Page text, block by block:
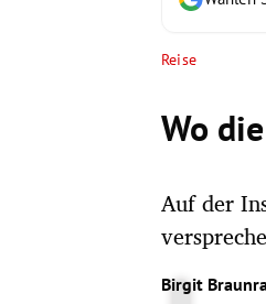
Reise
Wo
Auf der
Birgit